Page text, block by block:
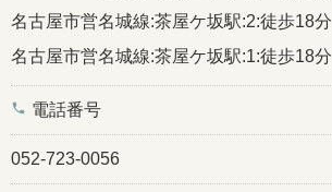
名古屋市営名城線:茶屋ケ坂駅:2:徒歩18分
名古屋市営名城線:茶屋ケ坂駅:1:徒歩18分
phone 電話番号
052-723-0056